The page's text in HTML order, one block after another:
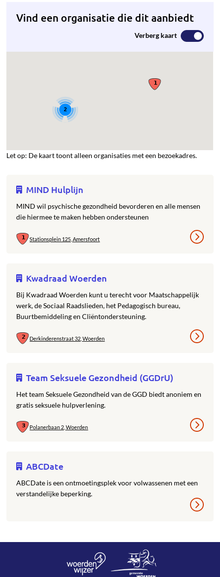
Vind een organisatie die dit aanbiedt
Verberg kaart
2
Let op: De kaart toont alleen organisaties met een bezoekadres.
MIND Hulplijn
MIND wil psychische gezondheid bevorderen en alle mensen
die hiermee te maken hebben ondersteunen
Stationsplein 125, Amersfoort
Kwadraad Woerden
Bij Kwadraad Woerden kunt u terecht voor Maatschappelijk
werk, de Sociaal Raadslieden, het Pedagogisch bureau,
Buurtbemiddeling en Cliëntondersteuning.
Derkinderenstraat 32, Woerden
Team Seksuele Gezondheid (GGDrU)
Het team Seksuele Gezondheid van de GGD biedt anoniem en
gratis seksuele hulpverlening.
Polanerbaan 2, Woerden
ABCDate
ABCDate is een ontmoetingsplek voor volwassenen met een
verstandelijke beperking.